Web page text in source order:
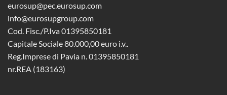
eurosup@pec.eurosup.com
info@eurosupgroup.com
Cod. Fisc./P.Iva 01395850181
Capitale Sociale 80.000,00 euro i.v..
Reg.Imprese di Pavia n. 01395850181
nr.REA (183163)